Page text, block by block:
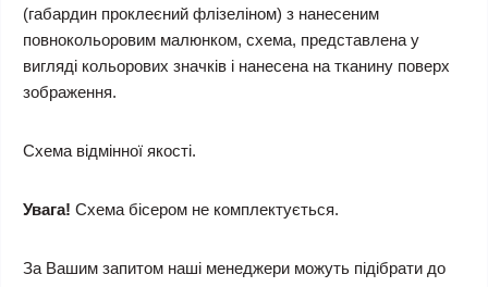
(габардин проклеєний флізеліном) з нанесеним
повнокольоровим малюнком, схема, представлена у
вигляді кольорових значків і нанесена на тканину поверх
зображення.
Схема відмінної якості.
Увага! Схема бісером не комплектується.
За Вашим запитом наші менеджери можуть підібрати до